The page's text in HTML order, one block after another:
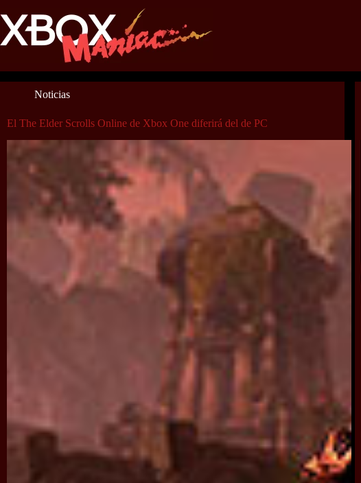
al
contenido
Noticias
El The Elder Scrolls Online de Xbox One diferirá del de PC